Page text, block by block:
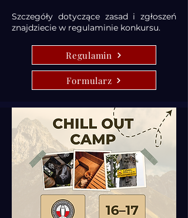
Szczegóły dotyczące zasad i zgłoszeń
znajdziecie w regulaminie konkursu.
Regulamin
Formularz